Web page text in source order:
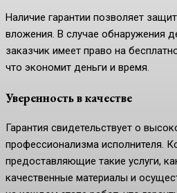
Наличие гарантии позволяет
вложения. В случае обнаружения
заказчик имеет право на
что экономит деньги и время.
Уверенность в качестве
Гарантия свидетельствует о
профессионализма исполнителя.
предоставляющие такие услуги,
качественные материалы и